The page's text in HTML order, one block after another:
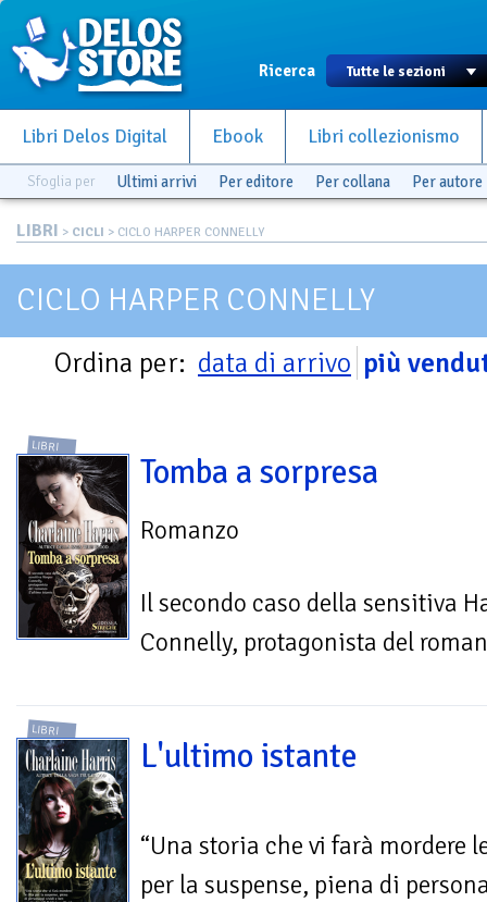
Ricerca
Libri Delos Digital Ebook Libri collezionismo
Sfoglia per Ultimi arrivi Per editore Per collana Per autore
LIBRI > CICLI > CICLO HARPER CONNELLY
CICLO HARPER CONNELLY
Ordina per: data di arrivo più
LIBRI
Tomba a sorpresa
Romanzo
Il secondo caso della sensitiva
Connelly, protagonista del
LIBRI
L'ultimo istante
“Una storia che vi farà mordere
per la suspense, piena di